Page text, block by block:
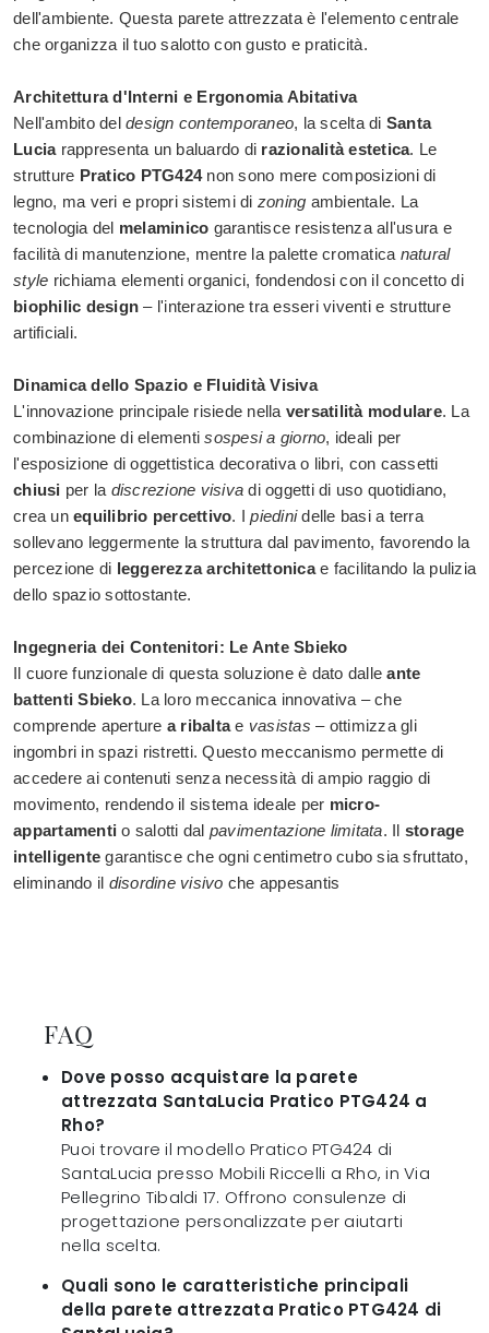
dell'ambiente. Questa parete attrezzata è l'elemento centrale
che organizza il tuo salotto con gusto e praticità.
Architettura d'Interni e Ergonomia Abitativa
Nell'ambito del design contemporaneo, la scelta di Santa
Luciarappresenta un baluardo di razionalità estetica. Le
strutture Pratico PTG424non sono mere composizioni di
legno, ma veri e propri sistemi di zoning ambientale. La
tecnologia del melaminico garantisce resistenza all'usura e
facilità di manutenzione, mentre la palette cromatica natural
style richiama elementi organici, fondendosi con il concetto di
biophilic design – l'interazione tra esseri viventi e strutture
artificiali.
Dinamica dello Spazio e Fluidità Visiva
L'innovazione principale risiede nella versatilità modulare. La
combinazione di elementisospesi a giorno, ideali per
l'esposizione di oggettistica decorativa o libri, con cassetti
chiusi per la discrezione visiva di oggetti di uso quotidiano,
crea un equilibrio percettivo. Ipiedinidelle basi a terra
sollevano leggermente la struttura dal pavimento, favorendo la
percezione di leggerezza architettonicae facilitando la pulizia
dello spazio sottostante.
Ingegneria dei Contenitori: Le Ante Sbieko
Il cuore funzionale di questa soluzione è dato dalleante
battenti Sbieko. La loro meccanica innovativa – che
comprende aperture a ribaltae vasistas – ottimizza gli
ingombri in spazi ristretti. Questo meccanismo permette di
accedere ai contenuti senza necessità di ampio raggio di
movimento, rendendo il sistema ideale per micro-
appartamenti o salotti dal pavimentazione limitata. Il storage
intelligente garantisce che ogni centimetro cubo sia sfruttato,
eliminando il disordine visivo che appesantis
FAQ
Dove posso acquistare la parete
attrezzata SantaLucia Pratico PTG424 a
Rho?
Puoi trovare il modello Pratico PTG424 di
SantaLucia presso Mobili Riccelli a Rho, in Via
Pellegrino Tibaldi 17. Offrono consulenze di
progettazione personalizzate per aiutarti
nella scelta.
Quali sono le caratteristiche principali
della parete attrezzata Pratico PTG424 di